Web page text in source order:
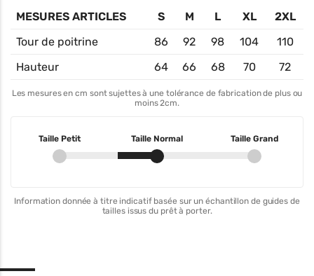
MESURES ARTICLES S M L XL
2XL
Tour de poitrine
86 92 98 104
110
Hauteur
64 66 68 70 72
Les mesures en cm sont sujettes à une tolérance de fabrication de plus ou
moins 2cm.
Taille Petit Taille Normal Taille Grand
Information donnée à titre indicatif basée sur un échantillon de guides de
tailles issus du prêt à porter.